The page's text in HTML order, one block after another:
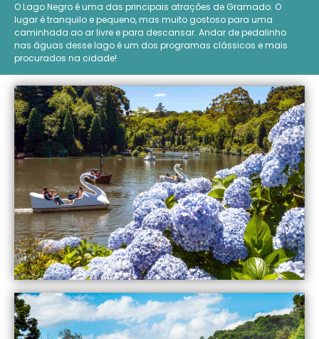
O Lago Negro é uma das principais atrações de Gramado. O
lugar é tranquilo e pequeno, mas muito gostoso para uma
caminhada ao ar livre e para descansar. Andar de pedalinho
nas águas desse lago é um dos programas clássicos e mais
procurados na cidade!